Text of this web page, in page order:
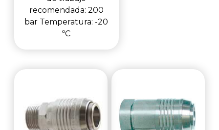
recomendada: 200
bar Temperatura: -20
ºC